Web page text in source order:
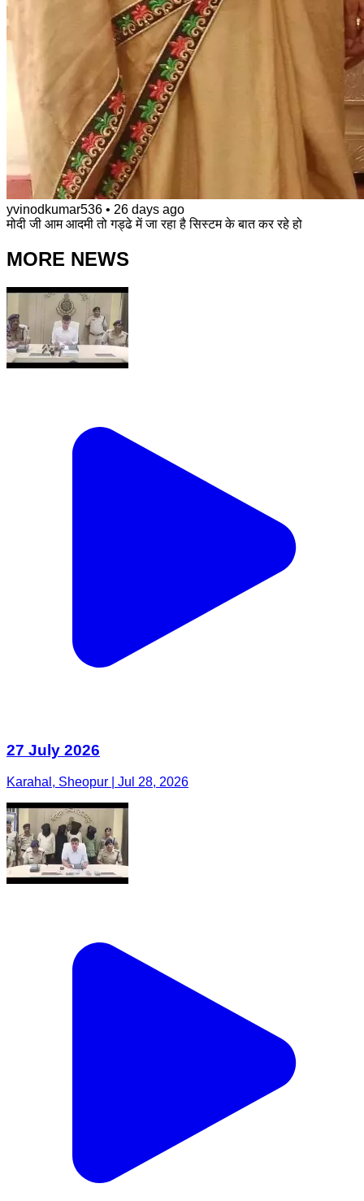
yvinodkumar536 • 26 days ago
मोदी जी आम आदमी तो गड्ढे में जा रहा है सिस्टम के बात कर रहे हो
MORE NEWS
27 July 2026
Karahal, Sheopur | Jul 28, 2026